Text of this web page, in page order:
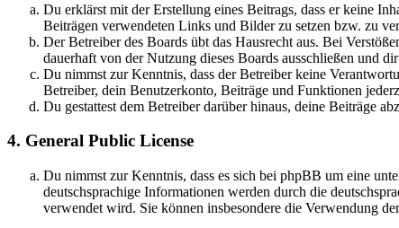
Du erklärst mit der Erstellung eines Beitrags, dass er keine
Beiträgen verwendeten Links und Bilder zu setzen bzw. zu
Der Betreiber des Boards übt das Hausrecht aus. Bei
dauerhaft von der Nutzung dieses Boards ausschließen und
Du nimmst zur Kenntnis, dass der Betreiber keine
Betreiber, dein Benutzerkonto, Beiträge und Funktionen
Du gestattest dem Betreiber darüber hinaus, deine Beiträge
4. General Public License
Du nimmst zur Kenntnis, dass es sich bei phpBB um eine
deutschsprachige Informationen werden durch die
verwendet wird. Sie können insbesondere die Verwendung